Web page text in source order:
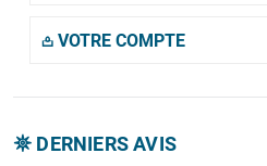
𖡌 VOTRE COMPTE
𖤓 DERNIERS AVIS